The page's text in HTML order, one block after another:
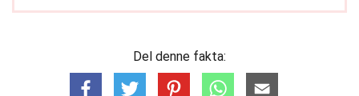
Del denne fakta: